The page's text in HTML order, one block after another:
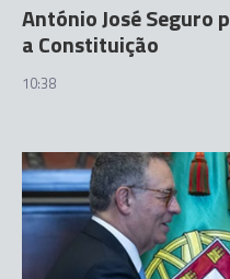
António José Seguro
a Constituição
10:38